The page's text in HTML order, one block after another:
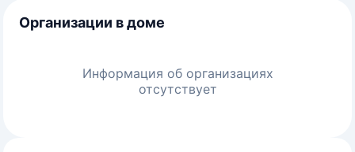
Организации в доме
Информация об организациях
отсутствует